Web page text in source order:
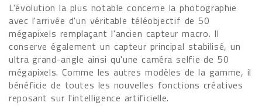
L'évolution la plus notable concerne la photographie
avec l'arrivée d'un véritable téléobjectif de 50
mégapixels remplaçant l'ancien capteur macro. Il
conserve également un capteur principal stabilisé, un
ultra grand-angle ainsi qu'une caméra selfie de 50
mégapixels. Comme les autres modèles de la gamme, il
bénéficie de toutes les nouvelles fonctions créatives
reposant sur l'intelligence artificielle.